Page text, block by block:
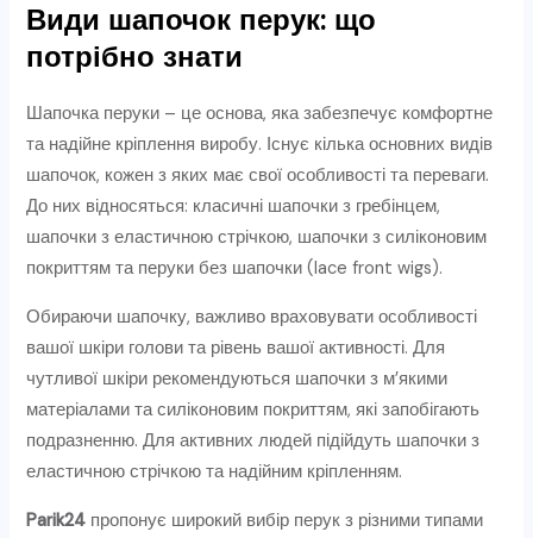
Види шапочок перук: що
потрібно знати
Шапочка перуки – це основа, яка забезпечує комфортне
та надійне кріплення виробу. Існує кілька основних видів
шапочок, кожен з яких має свої особливості та переваги.
До них відносяться: класичні шапочки з гребінцем,
шапочки з еластичною стрічкою, шапочки з силіконовим
покриттям та перуки без шапочки (lace front wigs).
Обираючи шапочку, важливо враховувати особливості
вашої шкіри голови та рівень вашої активності. Для
чутливої шкіри рекомендуються шапочки з м’якими
матеріалами та силіконовим покриттям, які запобігають
подразненню. Для активних людей підійдуть шапочки з
еластичною стрічкою та надійним кріпленням.
Parik24 пропонує широкий вибір перук з різними типами